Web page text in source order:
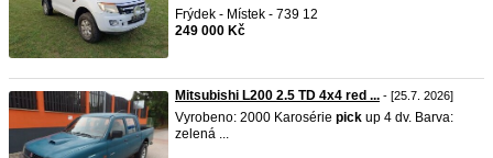
Frýdek - Místek - 739 12
249 000 Kč
Mitsubishi L200 2.5 TD 4x4 red ... - [25.7. 2026]
Vyrobeno: 2000 Karosérie pick up 4 dv. Barva:
zelená ...